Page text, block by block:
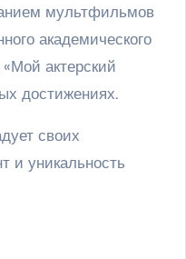
мультфильмов
академического
актерский
достижениях.
своих
и уникальность